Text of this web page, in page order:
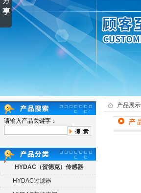
请输入产品关键字：
HYDAC（贺德克）传感器
HYDAC过滤器
产品展示